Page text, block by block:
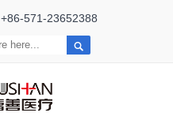
+86-571-23652388
